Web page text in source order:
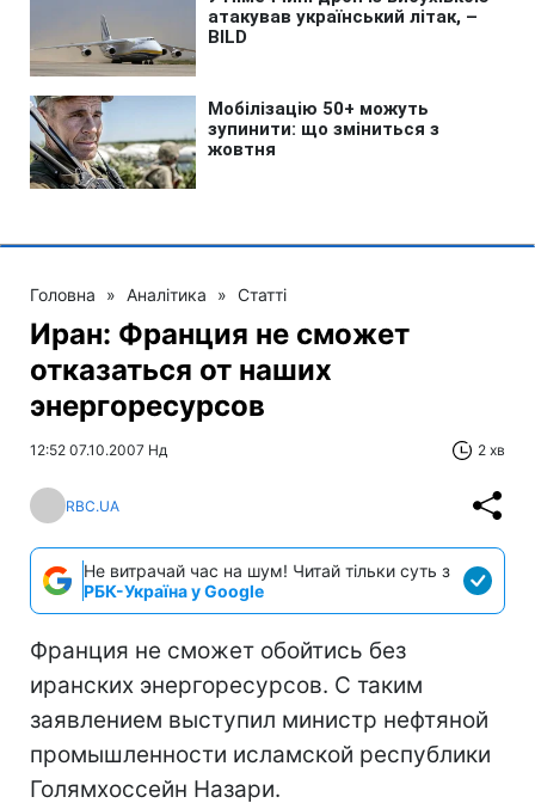
Головна » Аналітика » Статті
Иран: Франция не сможет
отказаться от наших
энергоресурсов
12:52 07.10.2007 Нд 2 хв
RBC.UA
Не витрачай час на шум! Читай тільки суть з
РБК-Україна у Google
Франция не сможет обойтись без
иранских энергоресурсов. С таким
заявлением выступил министр нефтяной
промышленности исламской республики
Голямхоссейн Назари.